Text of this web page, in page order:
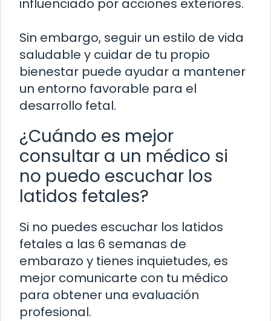
influenciado por acciones exteriores.
Sin embargo, seguir un estilo de vida
saludable y cuidar de tu propio
bienestar puede ayudar a mantener
un entorno favorable para el
desarrollo fetal.
¿Cuándo es mejor
consultar a un médico si
no puedo escuchar los
latidos fetales?
Si no puedes escuchar los latidos
fetales a las 6 semanas de
embarazo y tienes inquietudes, es
mejor comunicarte con tu médico
para obtener una evaluación
profesional.